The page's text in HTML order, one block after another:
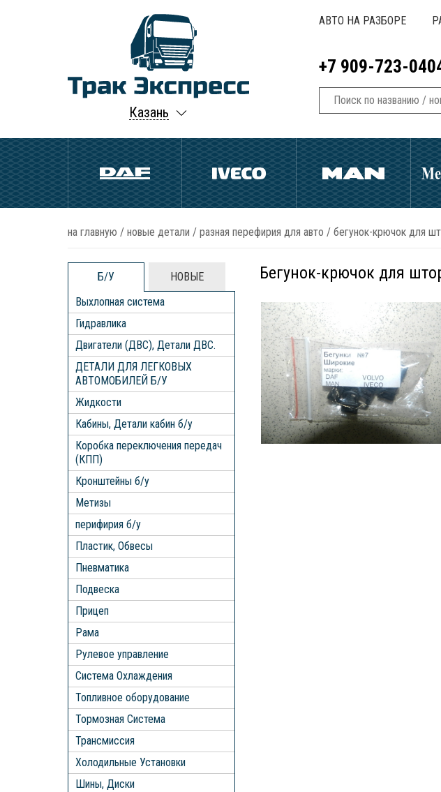
Казань
АВТО НА РАЗБОРЕ
+7 909-723-
на главную / новые детали / разная перефирия для авто / бегунок-крючок для
Б/У
НОВЫЕ
Выхлопная система
Гидравлика
Двигатели (ДВС), Детали ДВС.
ДЕТАЛИ ДЛЯ ЛЕГКОВЫХ
АВТОМОБИЛЕЙ Б/У
Жидкости
Кабины, Детали кабин б/у
Коробка переключения передач
(КПП)
Кронштейны б/у
Метизы
перифирия б/у
Пластик, Обвесы
Пневматика
Подвеска
Прицеп
Рама
Рулевое управление
Система Охлаждения
Топливное оборудование
Тормозная Система
Трансмиссия
Холодильные Установки
Шины, Диски
Бегунок-крючок для